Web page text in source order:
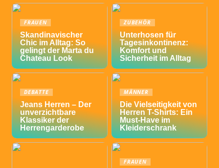
FRAUEN
Skandinavischer
Chic im Alltag: So
gelingt der Marta du
Chateau Look
ZUBEHÖR
Unterhosen für
Tagesinkontinenz:
Komfort und
Sicherheit im Alltag
DEBATTE
Jeans Herren – Der
unverzichtbare
Klassiker der
Herrengarderobe
MÄNNER
Die Vielseitigkeit von
Herren T-Shirts: Ein
Must-Have im
Kleiderschrank
FRAUEN